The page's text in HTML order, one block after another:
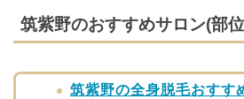
筑紫野のおすすめサロン(部
筑紫野の全身脱毛おすす